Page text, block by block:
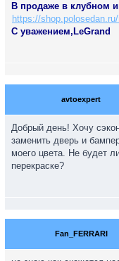
В продаже в клубном
https://
С уважением,LeGrand
avtoexpert
Добрый день! Хочу
заменить дверь и
моего цвета. Не будет
перекраске?
Fan_FERRARI